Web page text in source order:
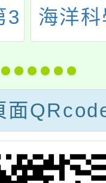
3
海洋
材（
海洋
面